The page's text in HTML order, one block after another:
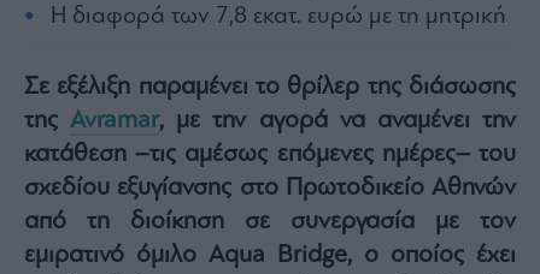
Life
Υγεία
Architecture
&
Design
Fashion
Art
Η διαφορά των 7,8 εκατ. ευρώ με τη μητρική
Σε εξέλιξη παραμένει το θρίλερ της διάσωσης
τηςAvramar, με την αγορά να αναμένει την
κατάθεση –τις αμέσως επόμενες ημέρες– του
σχεδίου εξυγίανσης στο Πρωτοδικείο Αθηνών
από τη διοίκηση σε συνεργασία με τον
εμιρατινό όμιλο Aqua Bridge, ο οποίος έχει